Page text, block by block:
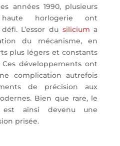
années 1990, plusieurs
horlogerie ont
L’essor du silicium a
du mécanisme, en
plus légers et constants
développements ont
complication autrefois
de précision aux
Bien que rare, le
est ainsi devenu une
prisée.